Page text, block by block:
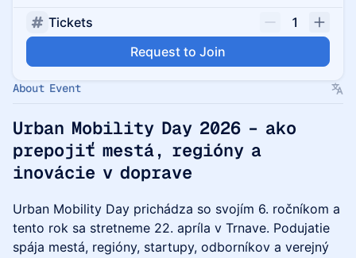
Tickets
1
Request to Join
About Event
Urban Mobility Day 2026 – ako
prepojiť mestá, regióny a
inovácie v doprave
Urban Mobility Day prichádza so svojím 6. ročníkom a
tento rok sa stretneme 22. apríla v Trnave. Podujatie
spája mestá, regióny, startupy, odborníkov a verejný